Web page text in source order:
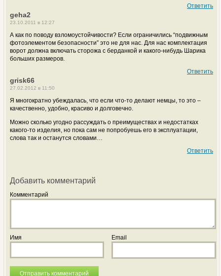
Ответить
geha2
23.10.2011 в 12:27
А как по поводу взломоустойчивости? Если ограничились “подвижным
фотоэлементом безопасности” это не для нас. Для нас комплектация
ворот должна включать сторожа с берданкой и какого-нибудь Шарика
больших размеров.
Ответить
grisk66
27.02.2012 в 11:50
Я многократно убеждалась, что если что-то делают немцы, то это –
качественно, удобно, красиво и долговечно.
Можно сколько угодно рассуждать о преимуществах и недостатках
какого-то изделия, но пока сам не попробуешь его в эксплуатации,
слова так и останутся словами…
Ответить
Добавить комментарий
Комментарий
Имя Email